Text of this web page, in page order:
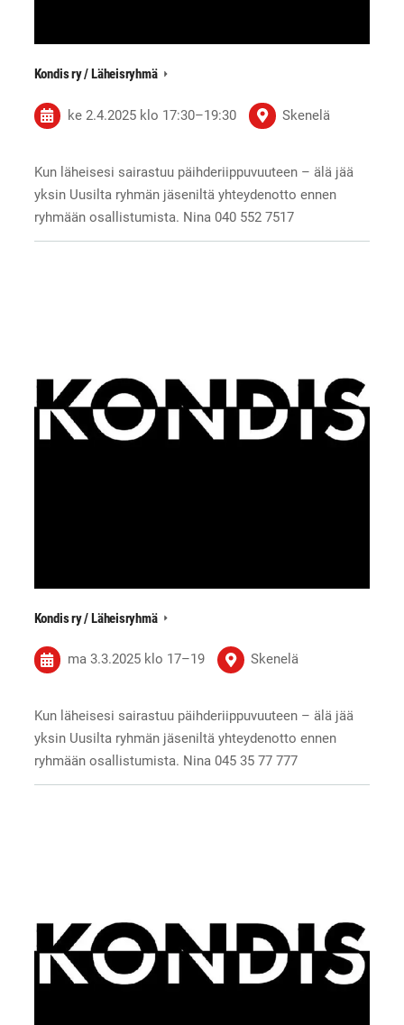
Kondis ry / Läheisryhmä
ke 2.4.2025 klo 17:30–19:30 Skenelä
Kun läheisesi sairastuu päihderiippuvuuteen – älä jää
yksin Uusilta ryhmän jäseniltä yhteydenotto ennen
ryhmään osallistumista. Nina 040 552 7517
Kondis ry / Läheisryhmä
ma 3.3.2025 klo 17–19 Skenelä
Kun läheisesi sairastuu päihderiippuvuuteen – älä jää
yksin Uusilta ryhmän jäseniltä yhteydenotto ennen
ryhmään osallistumista. Nina 045 35 77 777